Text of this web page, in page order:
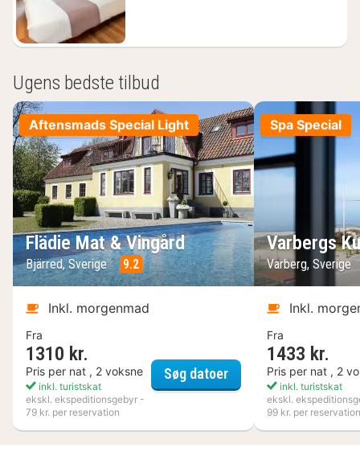
Ugens bedste tilbud
Aftensmads Special Light
Flädie Mat & Vingård
Bjärred, Sverige 9.2
Inkl. morgenmad
Fra
1310 kr.
Pris per nat , 2 voksne
inkl. turistskat
ekskl. ekspeditionsgebyr -
79 kr. per reservation
Søg datoerFlädie Mat & Vingård
Spa Special
Varbergs
Varberg, Sverige
Inkl.
Fra
1433 kr.
Pris per nat , 2
inkl. turistskat
ekskl.
99 kr. per reservation